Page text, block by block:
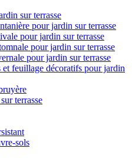
sur terrasse
pour jardin sur terrasse
pour jardin sur terrasse
pour jardin sur terrasse
pour jardin sur terrasse
et feuillage décoratifs pour jardin
terrasse
sols